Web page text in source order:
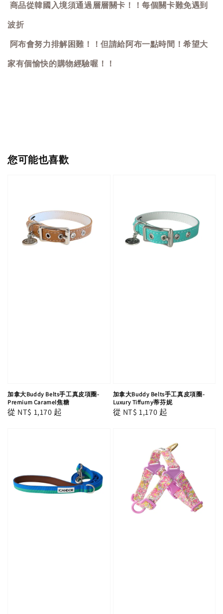
商品從韓國入境須通過層層關卡！！每個關卡難免遇到
波折
阿布會努力排解困難！！但請給阿布一點時間！希望大
家有個愉快的購物經驗喔！！
您可能也喜歡
加拿大Buddy Belts手工真皮項圈-
Premium Caramel焦糖
Regular
從 NT$ 1,170 起
加拿大Buddy Belts手工真皮項圈-
Luxury Tiffurny蒂芬妮
Regular
從 NT$ 1,170 起